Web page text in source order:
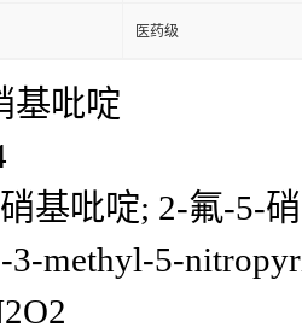
医药级
基吡啶
基吡啶; 2-氟-5-
3-methyl-5-